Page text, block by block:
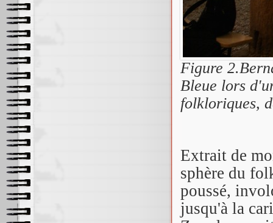
Figure
Bleue lors
folkloriques,
Extrait de
sphère du
poussé,
jusqu'à la